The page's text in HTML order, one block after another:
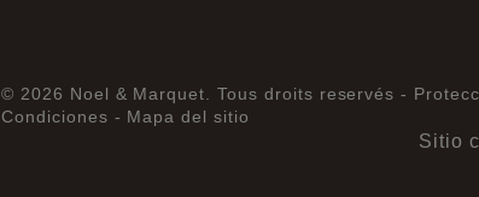
© 2026 Noel & Marquet. Tous droits reservés -
Condiciones - Mapa del sitio
Sitio